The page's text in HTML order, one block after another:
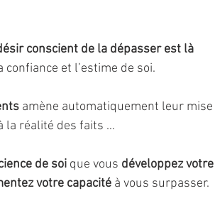
conscient de la dépasser est là
et l’estime de soi.
amène automatiquement leur mise
la réalité des faits …
de soi que vous développez votre
votre capacité à vous surpasser.